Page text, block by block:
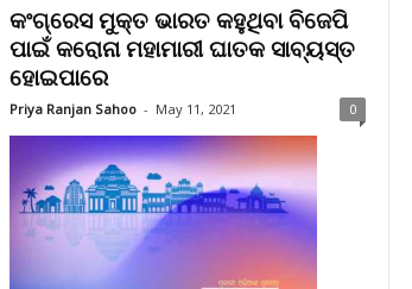
କଂଗ୍ରେସ ମୁକ୍ତ ଭାରତ କହୁଥିବା ବିଜେପି
ପାଇଁ କରୋନା ମହାମାରୀ ଘାତକ ସାବ୍ୟସ୍ତ
ହୋଇପାରେ
Priya Ranjan Sahoo - May 11, 2021 0